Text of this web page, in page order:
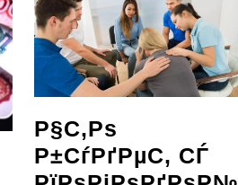
Р§С‚Рѕ
Р±СѓРґРµС‚ СЃ